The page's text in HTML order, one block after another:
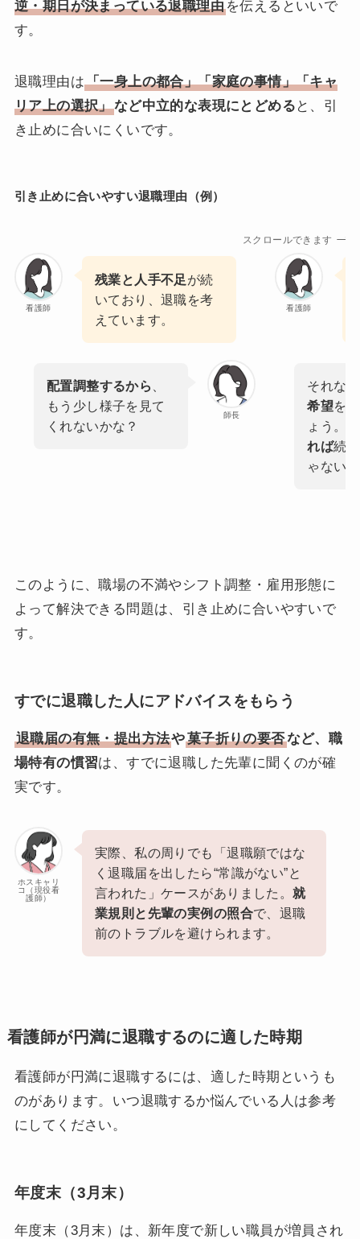
逆・期日が決まっている退職理由を伝えるといいで
す。
退職理由は「一身上の都合」「家庭の事情」「キャ
リア上の選択」など中立的な表現にとどめる と、引
き止めに合いにくいです。
引き止めに合いやすい退職理由（例）
スクロールできます
看護師
残業と人手不足 が続
いており、退職を考
えています。
師長
配置調整するから
もう少し様子を見て
くれないかな？
看護師
それなら
希望を
ょう。
れば続
ゃない
このように、職場の不満やシフト調整・雇用形態に
よって解決できる問題は、引き止めに合いやすいで
す。
すでに退職した人にアドバイスをもらう
退職届の有無・提出方法や菓子折りの要否など、職
場特有の慣習は、すでに退職した先輩に聞くのが確
実です。
ホスキャリ
コ（現役看
護師）
実際、私の周りでも「退職願ではな
く退職届を出したら“常識がない”と
言われた」ケースがありました。就
業規則と先輩の実例の照合で、退職
前のトラブルを避けられます。
看護師が円満に退職するのに適した時期
看護師が円満に退職するには、適した時期というも
のがあります。いつ退職するか悩んでいる人は参考
にしてください。
年度末（3月末）
年度末（3月末）は、新年度で新しい職員が増員され